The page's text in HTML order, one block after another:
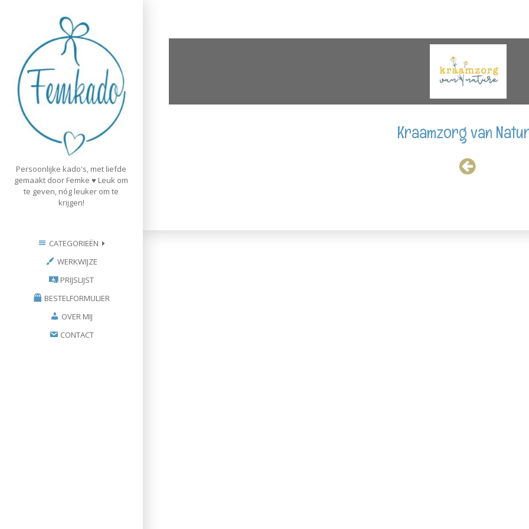
Persoonlijke kado's, met liefde
gemaakt door Femke ♥ Leuk om
te geven, nóg leuker om te
krijgen!
CATEGORIEËN
WERKWIJZE
PRIJSLIJST
BESTELFORMULIER
OVER MIJ
CONTACT
Kraamzorg van